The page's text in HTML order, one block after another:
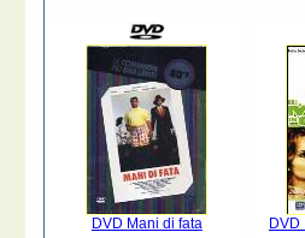
DVD Mani di fata DVD